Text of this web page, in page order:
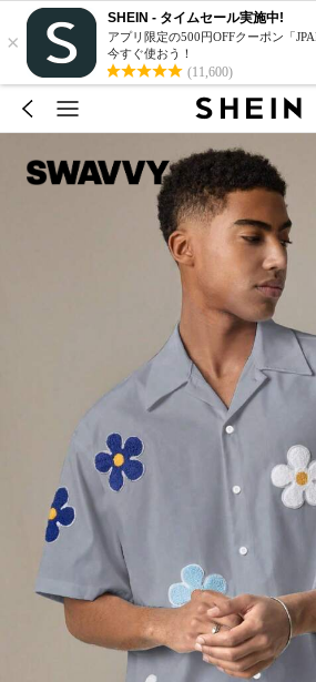
×
SHEIN - タイムセール実施中!
アプリ限定の500円OFFクーポン「
今すぐ使おう！
(11,600)